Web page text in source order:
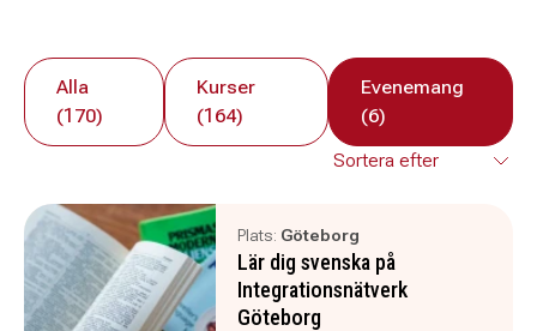
Alla
(170)
Kurser
(164)
Evenemang
(6)
Plats: Göteborg
Lär dig svenska på
Integrationsnätverk
Göteborg